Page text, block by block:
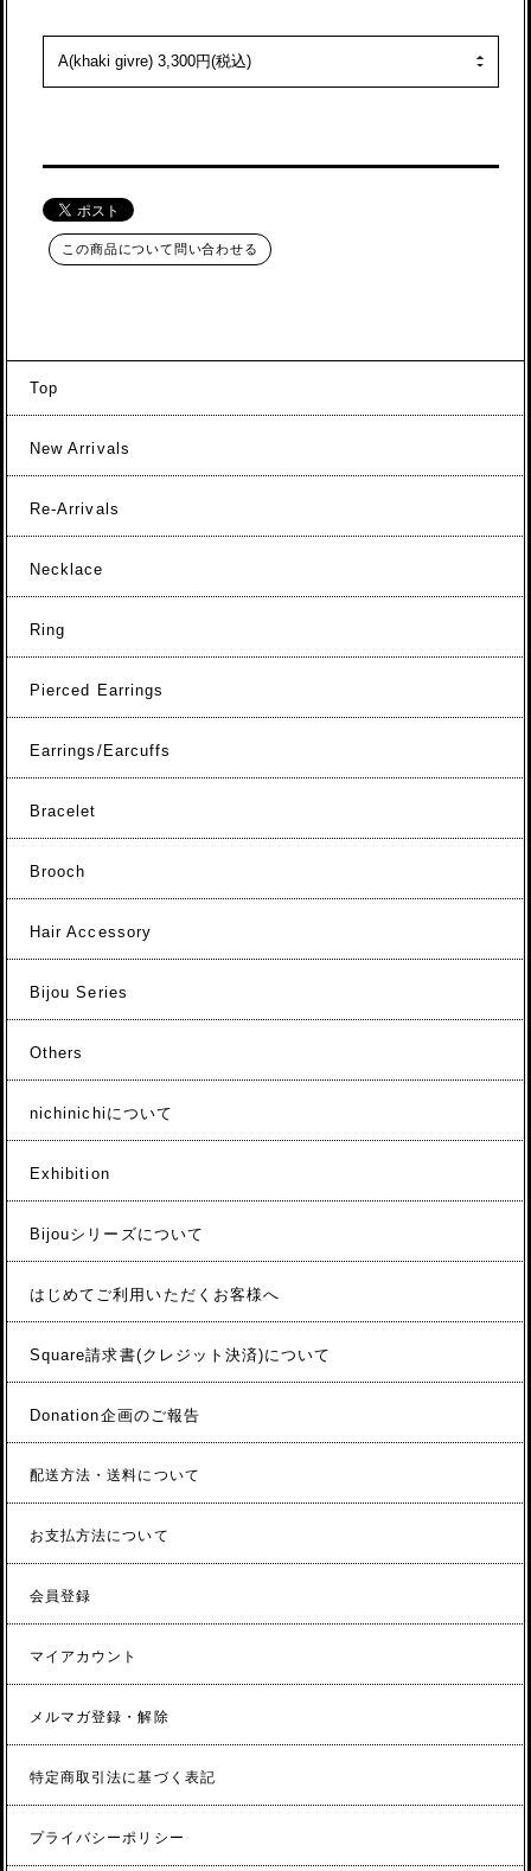
この商品について問い合わせる
Top
New Arrivals
Re-Arrivals
Necklace
Ring
Pierced Earrings
Earrings/Earcuffs
Bracelet
Brooch
Hair Accessory
Bijou Series
Others
nichinichiについて
Exhibition
Bijouシリーズについて
はじめてご利用いただくお客様へ
Square請求書(クレジット決済)について
Donation企画のご報告
配送方法・送料について
お支払方法について
会員登録
マイアカウント
メルマガ登録・解除
特定商取引法に基づく表記
プライバシーポリシー